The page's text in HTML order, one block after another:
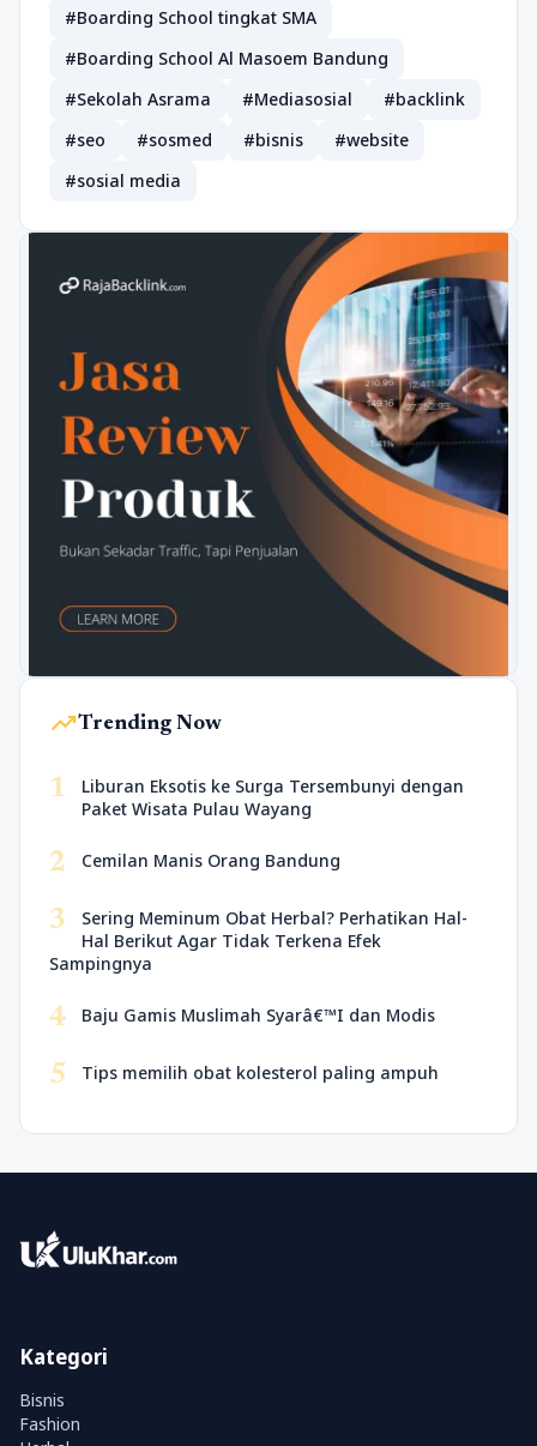
#Boarding School tingkat SMA
#Boarding School Al Masoem Bandung
#Sekolah Asrama
#Mediasosial
#backlink
#seo
#sosmed #bisnis
#website
#sosial media
trending_upTrending Now
1
Liburan Eksotis ke Surga Tersembunyi dengan
Paket Wisata Pulau Wayang
2 Cemilan Manis Orang Bandung
3
Sering Meminum Obat Herbal? Perhatikan Hal-
Hal Berikut Agar Tidak Terkena Efek
Sampingnya
4 Baju Gamis Muslimah Syarâ€™I dan Modis
5 Tips memilih obat kolesterol paling ampuh
Kategori
Bisnis
Fashion